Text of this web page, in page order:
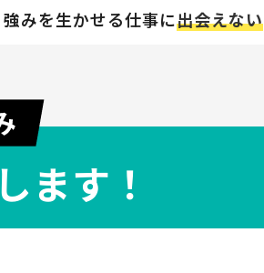
強みを生かせる仕事に出会えない
します！